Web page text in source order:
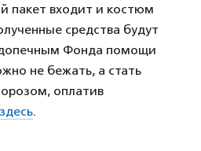
пакет входит и костюм
средства будут
Фонда помощи
не бежать, а стать
оплатив
здесь.